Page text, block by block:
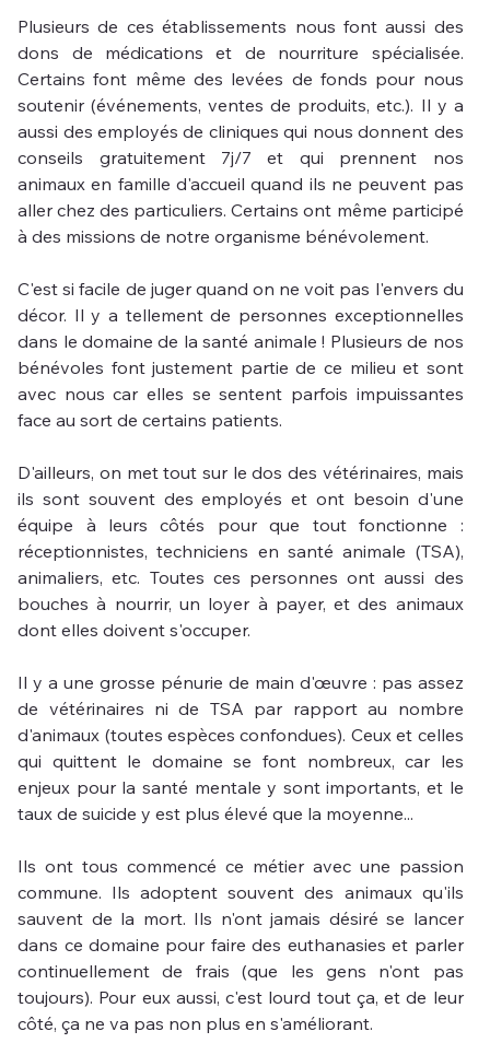
Plusieurs de ces établissements nous font aussi des
dons de médications et de nourriture spécialisée.
Certains font même des levées de fonds pour nous
soutenir (événements, ventes de produits, etc.). Il y a
aussi des employés de cliniques qui nous donnent des
conseils gratuitement 7j/7 et qui prennent nos
animaux en famille d'accueil quand ils ne peuvent pas
aller chez des particuliers. Certains ont même participé
à des missions de notre organisme bénévolement.
C'est si facile de juger quand on ne voit pas l'envers du
décor. Il y a tellement de personnes exceptionnelles
dans le domaine de la santé animale ! Plusieurs de nos
bénévoles font justement partie de ce milieu et sont
avec nous car elles se sentent parfois impuissantes
face au sort de certains patients.
D'ailleurs, on met tout sur le dos des vétérinaires, mais
ils sont souvent des employés et ont besoin d'une
équipe à leurs côtés pour que tout fonctionne :
réceptionnistes, techniciens en santé animale (TSA),
animaliers, etc. Toutes ces personnes ont aussi des
bouches à nourrir, un loyer à payer, et des animaux
dont elles doivent s'occuper.
Il y a une grosse pénurie de main d'œuvre : pas assez
de vétérinaires ni de TSA par rapport au nombre
d'animaux (toutes espèces confondues). Ceux et celles
qui quittent le domaine se font nombreux, car les
enjeux pour la santé mentale y sont importants, et le
taux de suicide y est plus élevé que la moyenne...
Ils ont tous commencé ce métier avec une passion
commune. Ils adoptent souvent des animaux qu'ils
sauvent de la mort. Ils n'ont jamais désiré se lancer
dans ce domaine pour faire des euthanasies et parler
continuellement de frais (que les gens n'ont pas
toujours). Pour eux aussi, c'est lourd tout ça, et de leur
côté, ça ne va pas non plus en s'améliorant.